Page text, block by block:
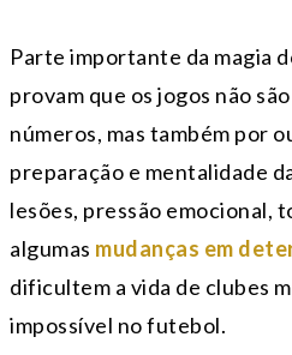
Parte importante da magia
provam que os jogos não
números, mas também por
preparação e mentalidade
lesões, pressão emocional,
algumas mudanças em
dificultem a vida de clubes
impossível no futebol.